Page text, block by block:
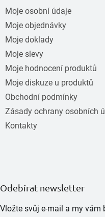
Moje osobní údaje
Moje objednávky
Moje doklady
Moje slevy
Moje hodnocení produktů
Moje diskuze u produktů
Obchodní podmínky
Zásady ochrany osobních
Kontakty
Odebírat newsletter
Vložte svůj e-mail a my